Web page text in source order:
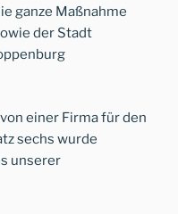
ganze Maßnahme
der Stadt
einer Firma für den
sechs wurde
unserer